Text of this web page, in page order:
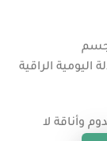
اليومية الراقية
وأناقة لا